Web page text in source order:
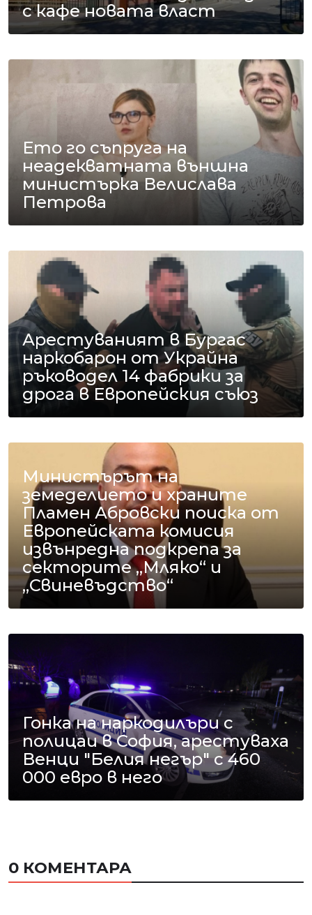
с кафе новата власт
Ето го съпруга на
неадекватната външна
министърка Велислава
Петрова
Арестуваният в Бургас
наркобарон от Украйна
ръководел 14 фабрики за
дрога в Европейския съюз
Министърът на
земеделието и храните
Пламен Абровски поиска от
Европейската комисия
извънредна подкрепа за
секторите „Мляко“ и
„Свиневъдство“
Гонка на наркодилъри с
полицаи в София, арестуваха
Венци "Белия негър" с 460
000 евро в него
0 КОМЕНТАРА